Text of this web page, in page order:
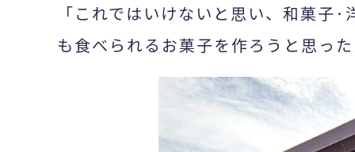
「これではいけないと思い、和菓子
も食べられるお菓子を作ろうと思っ